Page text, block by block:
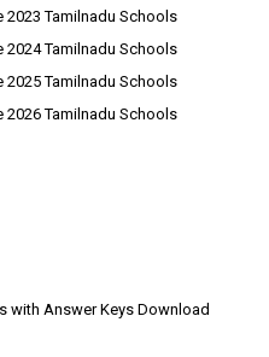
2023 Tamilnadu Schools
2024 Tamilnadu Schools
2025 Tamilnadu Schools
2026 Tamilnadu Schools
with Answer Keys Download